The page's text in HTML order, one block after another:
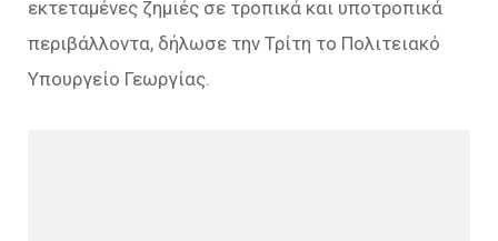
εκτεταμένες ζημιές σε τροπικά και υποτροπικά
περιβάλλοντα, δήλωσε την Τρίτη το Πολιτειακό
Υπουργείο Γεωργίας.